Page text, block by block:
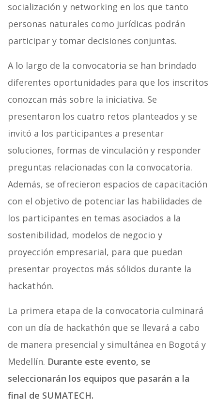
socialización y networking en los que tanto
personas naturales como jurídicas podrán
participar y tomar decisiones conjuntas.
A lo largo de la convocatoria se han brindado
diferentes oportunidades para que los inscritos
conozcan más sobre la iniciativa. Se
presentaron los cuatro retos planteados y se
invitó a los participantes a presentar
soluciones, formas de vinculación y responder
preguntas relacionadas con la convocatoria.
Además, se ofrecieron espacios de capacitación
con el objetivo de potenciar las habilidades de
los participantes en temas asociados a la
sostenibilidad, modelos de negocio y
proyección empresarial, para que puedan
presentar proyectos más sólidos durante la
hackathón.
La primera etapa de la convocatoria culminará
con un día de hackathón que se llevará a cabo
de manera presencial y simultánea en Bogotá y
Medellín. Durante este evento, se
seleccionarán los equipos que pasarán a la
final de SUMATECH.